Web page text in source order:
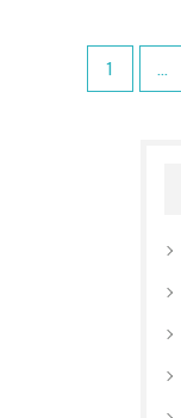
1 ...